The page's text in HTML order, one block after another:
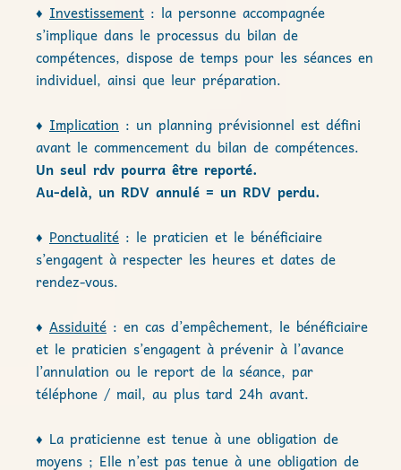
♦ Investissement : la personne accompagnée
s’implique dans le processus du bilan de
compétences, dispose de temps pour les séances en
individuel, ainsi que leur préparation.
♦ Implication : un planning prévisionnel est défini
avant le commencement du bilan de compétences.
Un seul rdv pourra être reporté.
Au-delà, un RDV annulé = un RDV perdu.
♦ Ponctualité : le praticien et le bénéficiaire
s’engagent à respecter les heures et dates de
rendez-vous.
♦ Assiduité : en cas d’empêchement, le bénéficiaire
et le praticien s’engagent à prévenir à l’avance
l’annulation ou le report de la séance, par
téléphone / mail, au plus tard 24h avant.
♦ La praticienne est tenue à une obligation de
moyens ; Elle n’est pas tenue à une obligation de